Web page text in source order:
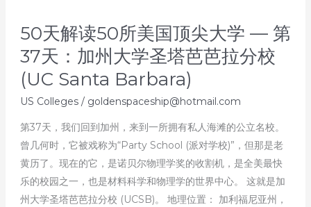
50天解读50所美国顶尖大学 — 第
37天：加州大学圣塔芭芭拉分校
(UC Santa Barbara)
US Colleges/ goldenspaceship@hotmail.com
第37天，我们回到加州，来到一所拥有私人海滩的公立名校。
曾几何时，它被戏称为“Party School (派对学校)”，但那是老
黄历了。现在的它，是诺贝尔物理学奖的收割机，是全美最快
乐的校园之一，也是材料科学和物理学的世界中心。 这就是加
州大学圣塔芭芭拉分校 (UCSB)。 地理位置： 加利福尼亚州，